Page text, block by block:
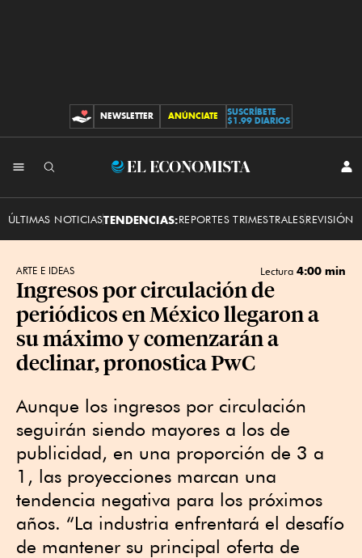
CONTRIBUCIONES
NEWSLETTER ANÚNCIATE
SUSCRÍBETE
$1.99 DIARIOS
El
ÚLTIMAS NOTICIASTENDENCIAS:REPORTES TRIMESTRALESREVISIÓN
ARTE E IDEAS Lectura 4:00 min
Ingresos por circulación de
periódicos en México llegaron a
su máximo y comenzarán a
declinar, pronostica PwC
Aunque los ingresos por circulación
seguirán siendo mayores a los de
publicidad, en una proporción de 3 a
1, las proyecciones marcan una
tendencia negativa para los próximos
años. “La industria enfrentará el desafío
de mantener su principal oferta de